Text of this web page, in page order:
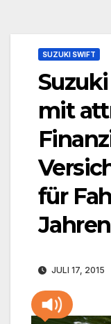
SUZUKI SWIFT
mit
für
JULI 17, 2015